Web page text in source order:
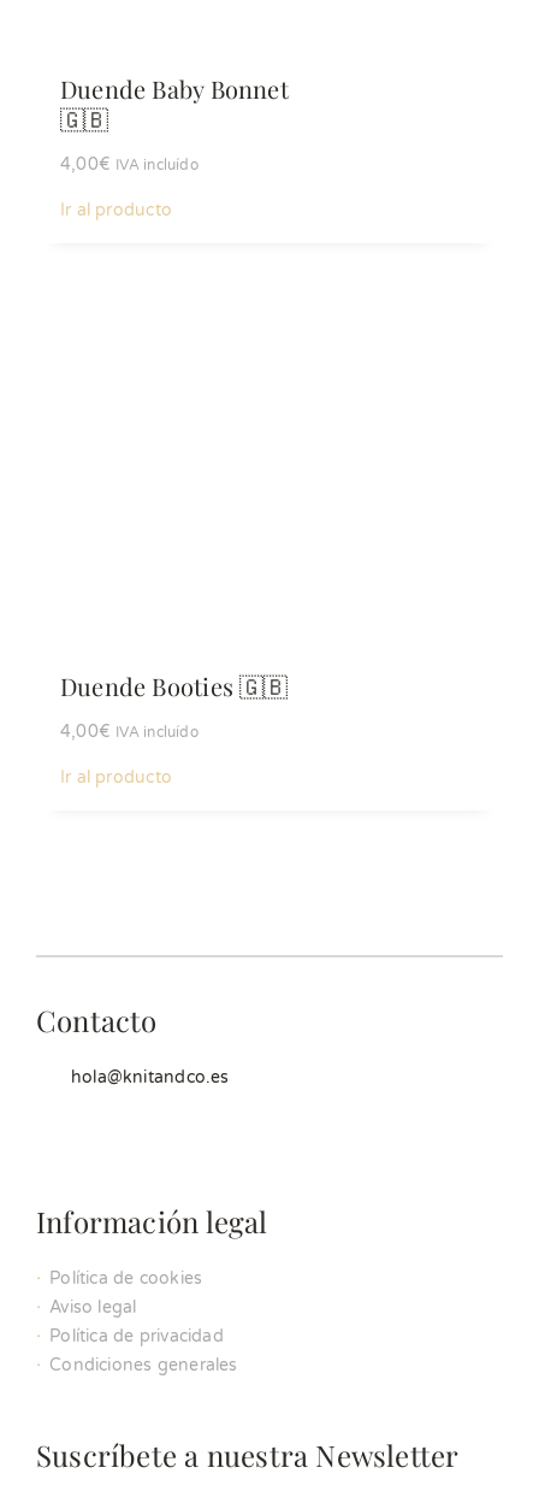
Duende Baby Bonnet
🇬🇧
4,00€ IVA incluído
Ir al producto
Duende Booties 🇬🇧
4,00€ IVA incluído
Ir al producto
Contacto
hola@knitandco.es
Información legal
Política de cookies
Aviso legal
Política de privacidad
Condiciones generales
Suscríbete a nuestra Newsletter